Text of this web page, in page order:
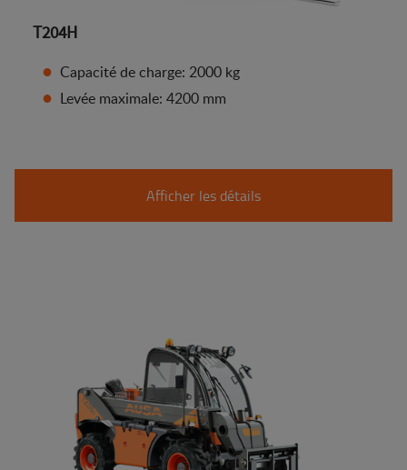
T204H
Capacité de charge: 2000 kg
Levée maximale: 4200 mm
Afficher les détails